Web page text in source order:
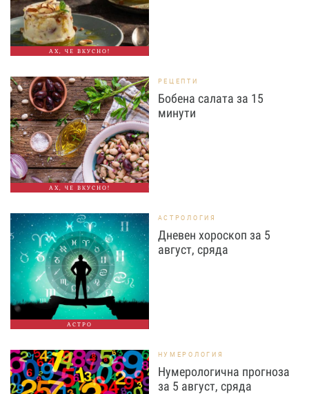
АХ, ЧЕ ВКУСНО!
АХ, ЧЕ ВКУСНО!
РЕЦЕПТИ
Бобена салата за 15
минути
АСТРО
АСТРОЛОГИЯ
Дневен хороскоп за 5
август, сряда
НУМЕРОЛОГИЯ
Нумерологична прогноза
за 5 август, сряда